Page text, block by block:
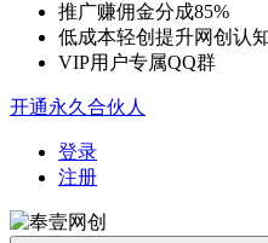
推广赚佣金分成85%
低成本轻创提升网创认
VIP用户专属QQ群
开通永久合伙人
登录
注册